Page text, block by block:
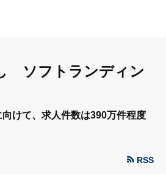
ソフトランディン
けて、求人件数は390万件程度
RSS